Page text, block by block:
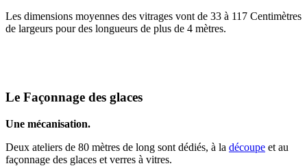
Les dimensions moyennes des vitrages vont de 33 à 117 Centimètres
de largeurs pour des longueurs de plus de 4 mètres.
Le Façonnage des glaces
Une mécanisation.
Deux ateliers de 80 mètres de long sont dédiés, à la découpe et au
façonnage des glaces et verres à vitres.